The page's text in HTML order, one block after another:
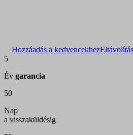
Hozzáadás a kedvencekhez
5
Év garancia
50
Nap
a visszaküldésig